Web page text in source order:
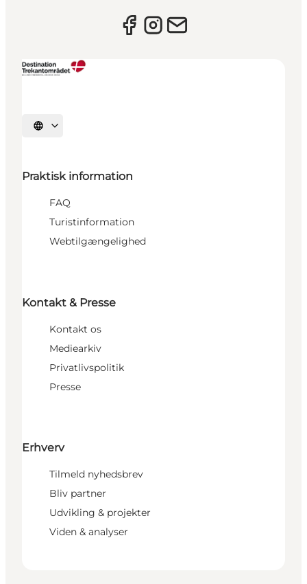
Vælg sprog
Praktisk information
FAQ
Turistinformation
Webtilgængelighed
Kontakt & Presse
Kontakt os
Mediearkiv
Privatlivspolitik
Presse
Erhverv
Tilmeld nyhedsbrev
Bliv partner
Udvikling & projekter
Viden & analyser